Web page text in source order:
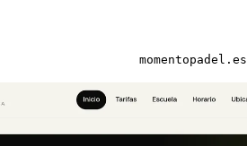
momentopadel.es